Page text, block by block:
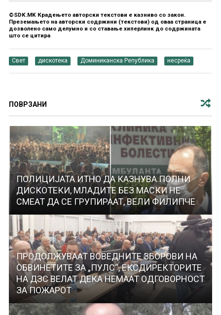
©SDK.MK Крадењето авторски текстови е казниво со закон.
Преземањето на авторски содржини (текстови) од оваа страница е
дозволено само делумно и со ставање хиперлинк до содржината
што се цитира
Свет дискотека Доминиканска Република несреќа
ПОВРЗАНИ
ПОЛИЦИЈАТА ИТНО ДА КАЗНУВА ПОЛНИ
ДИСКОТЕКИ, МЛАДИТЕ БЕЗ МАСКИ НЕ
СМЕАТ ДА СЕ ГРУПИРААТ, ВЕЛИ ФИЛИПЧЕ
ПРОДОЛЖУВААТ ВОВЕДНИТЕ ЗБОРОВИ НА
ОБВИНЕТИТЕ ЗА „ПУЛС“, ЕКСДИРЕКТОРИТЕ
НА ДЗС ВЕЛАТ ДЕКА НЕМААТ ОДГОВОРНОСТ
ЗА ПОЖАРОТ